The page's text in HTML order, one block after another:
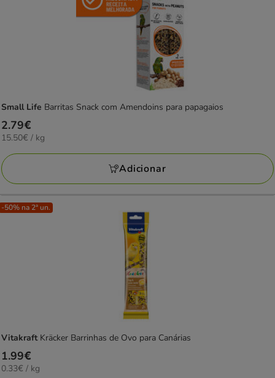
Small Life Barritas Snack com Amendoins para papagaios
Preço
2.79€
2.79€
15.50€
KG
15.50€ / kg
Adicionar
-50% na 2ª un.
Vitakraft Kräcker Barrinhas de Ovo para Canárias
Preço
1.99€
1.99€
0.33€
0.33€ / kg